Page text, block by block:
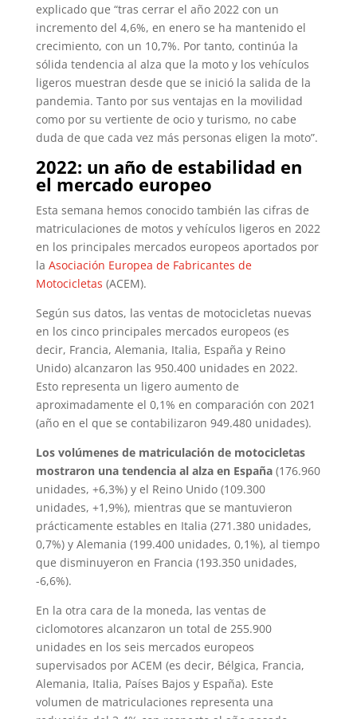
explicado que “tras cerrar el año 2022 con un
incremento del 4,6%, en enero se ha mantenido el
crecimiento, con un 10,7%. Por tanto, continúa la
sólida tendencia al alza que la moto y los vehículos
ligeros muestran desde que se inició la salida de la
pandemia. Tanto por sus ventajas en la movilidad
como por su vertiente de ocio y turismo, no cabe
duda de que cada vez más personas eligen la moto”.
2022: un año de estabilidad en
el mercado europeo
Esta semana hemos conocido también las cifras de
matriculaciones de motos y vehículos ligeros en 2022
en los principales mercados europeos aportados por
la Asociación Europea de Fabricantes de
Motocicletas (ACEM).
Según sus datos, las ventas de motocicletas nuevas
en los cinco principales mercados europeos (es
decir, Francia, Alemania, Italia, España y Reino
Unido) alcanzaron las 950.400 unidades en 2022.
Esto representa un ligero aumento de
aproximadamente el 0,1% en comparación con 2021
(año en el que se contabilizaron 949.480 unidades).
Los volúmenes de matriculación de motocicletas
mostraron una tendencia al alza en España(176.960
unidades, +6,3%) y el Reino Unido (109.300
unidades, +1,9%), mientras que se mantuvieron
prácticamente estables en Italia (271.380 unidades,
0,7%) y Alemania (199.400 unidades, 0,1%), al tiempo
que disminuyeron en Francia (193.350 unidades,
-6,6%).
En la otra cara de la moneda, las ventas de
ciclomotores alcanzaron un total de 255.900
unidades en los seis mercados europeos
supervisados por ACEM (es decir, Bélgica, Francia,
Alemania, Italia, Países Bajos y España). Este
volumen de matriculaciones representa una